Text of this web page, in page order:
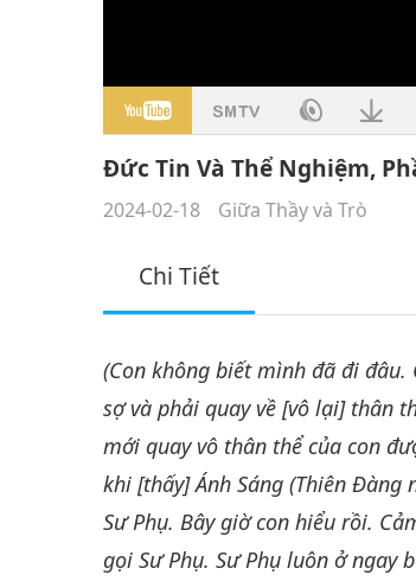
Đức Tin Và Thể Nghiệm,
2024-02-18 Giữa Thầy và Trò
Chi Tiết
(Con không biết mình đã đi
sợ và phải quay về [vô lại] thân
mới quay vô thân thể của con
khi [thấy] Ánh Sáng (Thiên
Sư Phụ. Bây giờ con hiểu rồi.
gọi Sư Phụ. Sư Phụ luôn ở ngay